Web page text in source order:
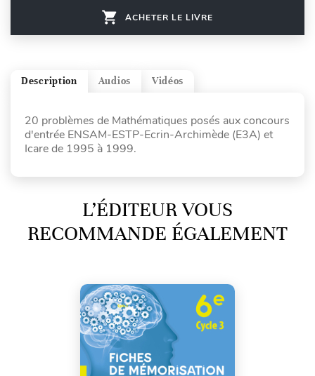
ACHETER LE LIVRE
Vidéos
Audios
Description
20 problèmes de Mathématiques posés aux concours
d'entrée ENSAM-ESTP-Ecrin-Archimède (E3A) et
Icare de 1995 à 1999.
L’ÉDITEUR VOUS
RECOMMANDE ÉGALEMENT